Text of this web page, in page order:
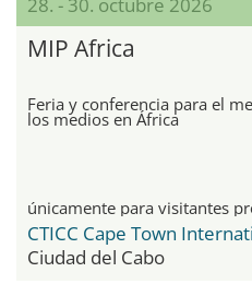
28. - 30. octubre 2026
MIP Africa
Feria y conferencia para el
los medios en África
únicamente para visitantes
Ciudad del Cabo